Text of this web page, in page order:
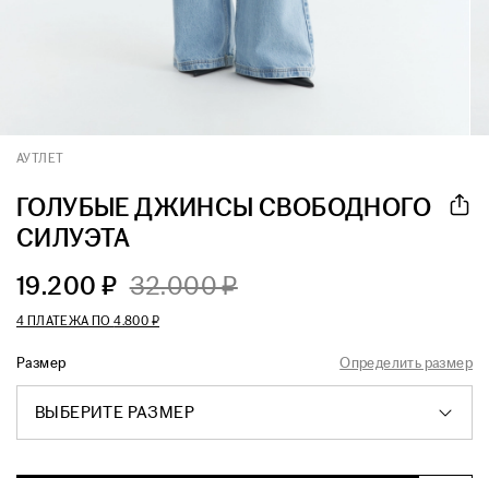
АУТЛЕТ
ГОЛУБЫЕ ДЖИНСЫ СВОБОДНОГО
СИЛУЭТА
19.200 ₽ 32.000 ₽
4 ПЛАТЕЖА ПО4.800 ₽
Размер Определить размер
ВЫБЕРИТЕ РАЗМЕР